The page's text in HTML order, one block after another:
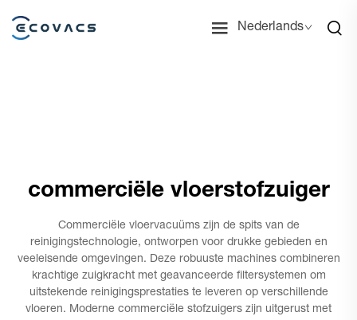
Nederlands
commerciële vloerstofzuiger
Commerciële vloervacuüms zijn de spits van de
reinigingstechnologie, ontworpen voor drukke gebieden en
veeleisende omgevingen. Deze robuuste machines combineren
krachtige zuigkracht met geavanceerde filtersystemen om
uitstekende reinigingsprestaties te leveren op verschillende
vloeren. Moderne commerciële stofzuigers zijn uitgerust met